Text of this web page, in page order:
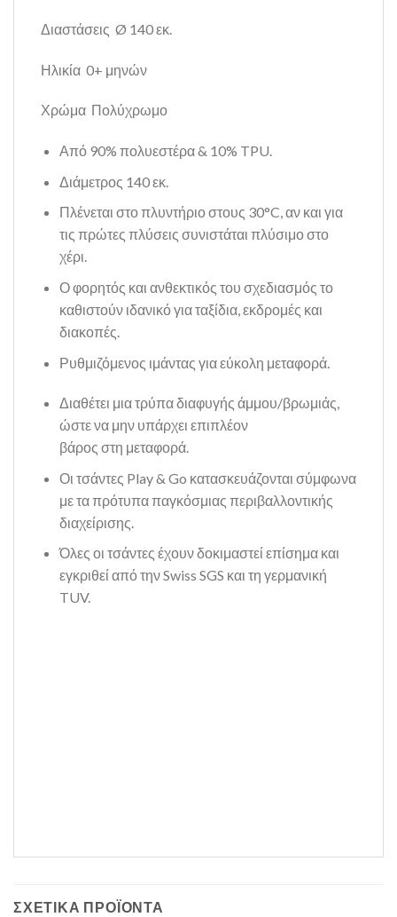
Διαστάσεις Ø 140 εκ.
Ηλικία 0+ μηνών
Χρώμα Πολύχρωμο
Από 90% πολυεστέρα & 10% TPU.
Διάμετρος 140 εκ.
Πλένεται στο πλυντήριο στους 30°C, αν και για
τις πρώτες πλύσεις συνιστάται πλύσιμο στο
χέρι.
Ο φορητός και ανθεκτικός του σχεδιασμός το
καθιστούν ιδανικό για ταξίδια, εκδρομές και
διακοπές.
Ρυθμιζόμενος ιμάντας για εύκολη μεταφορά.
Διαθέτει μια τρύπα διαφυγής άμμου/βρωμιάς,
ώστε να μην υπάρχει επιπλέον
βάρος στη μεταφορά.
Οι τσάντες Play & Go κατασκευάζονται σύμφωνα
με τα πρότυπα παγκόσμιας περιβαλλοντικής
διαχείρισης.
Όλες οι τσάντες έχουν δοκιμαστεί επίσημα και
εγκριθεί από την Swiss SGS και τη γερμανική
TUV.
ΣΧΕΤΙΚΆ ΠΡΟΪΌΝΤΑ